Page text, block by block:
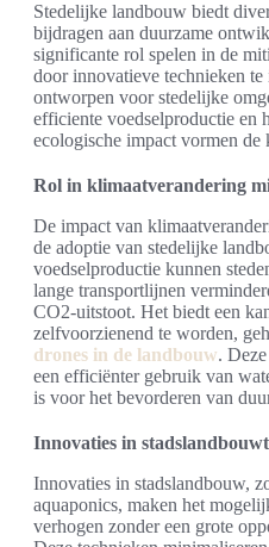
Stedelijke landbouw biedt
bijdragen aan duurzame
significante rol spelen in de
door innovatieve technieken
ontworpen voor stedelijke
efficiente voedselproductie en
ecologische impact vormen
Rol in klimaatverandering
De impact van
de adoptie van stedelijke
voedselproductie kunnen
lange transportlijnen
CO2-uitstoot. Het biedt een
zelfvoorzienend te worden,
drones in de landbouw.
een efficiënter gebruik van
is voor het bevorderen van
Innovaties in
Innovaties in stadslandbouw,
aquaponics, maken het
verhogen zonder een grote